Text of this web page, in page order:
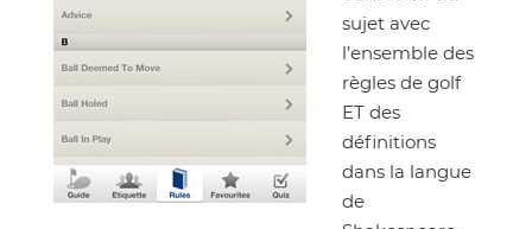
sujet avec
l’ensemble des
règles de golf
ET des
définitions
dans la langue
de